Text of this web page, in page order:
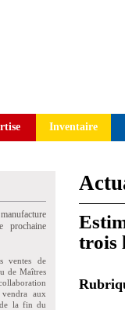
Inventaire
prochaine
ventes de
de Maîtres
aux
de la fin du
trois